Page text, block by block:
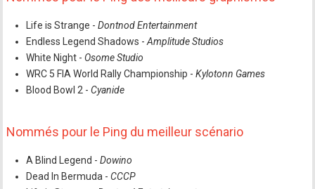
Life is Strange -Dontnod Entertainment
Endless Legend Shadows -Amplitude Studios
White Night - Osome Studio
WRC 5 FIA World Rally Championship -Kylotonn Games
Blood Bowl 2 -Cyanide
Nommés pour le Ping du meilleur scénario
A Blind Legend -Dowino
Dead In Bermuda -CCCP